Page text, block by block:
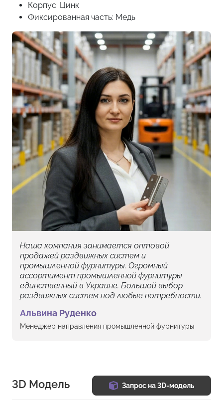
Корпус: Цинк
Фиксированная часть: Медь
Наша компания занимается оптовой
продажей раздвижных систем и
промышленной фурнитуры. Огромный
ассортимент промышленной фурнитуры
единственный в Украине. Большой выбор
раздвижных систем под любые потребности.
Альвина Руденко
Менеджер направления промышленной фурнитуры
3D Модель Запрос на 3D-модель